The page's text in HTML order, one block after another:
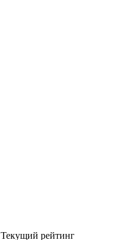
Текущий рейтинг